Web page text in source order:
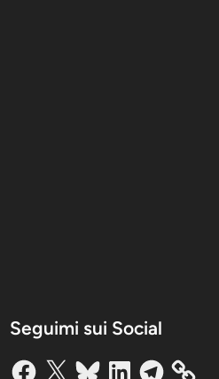
Seguimi sui Social
Facebook
X BlueskyLinkedInTelegram